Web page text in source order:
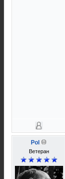
Pol
Ветеран